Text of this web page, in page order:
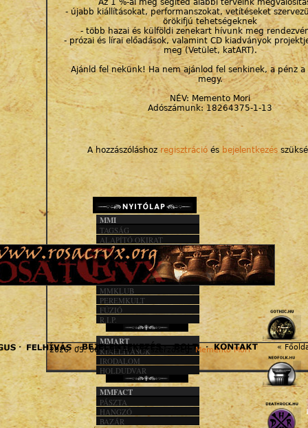
Az 1 %-al még segíted alábbi terveink
- újabb kiállításokat, performanszokat, vetítéseket
örökifjú tehetségeknek
- több hazai és külföldi zenekart hívunk meg
- prózai és lírai előadások, valamint CD kiadványok
meg (Vetület, katART).
Ajánld fel nekünk! Ha nem ajánlod fel senkinek, a pénz a
megy.
NÉV: Memento Mori
Adószámunk: 18264375-1-13
A hozzászóláshoz regisztráció és bejelentkezés
2026. 05. 06. - 04:46 | © szerzőség: Memento Mori «
MMI
TAGSÁG
ALAPÍTÓ OKIRAT
KÖZHASZN. JEL.
1%
MMACT
MMKLUB
PEREMKULT
FÚZIÓ
R.I.P.
MMART
KIÁLLÍTÁSOK
IRODALOM
HOLDUDVAR
MMFACT
PÁSZTA
HANGZÓ
BAZÁR